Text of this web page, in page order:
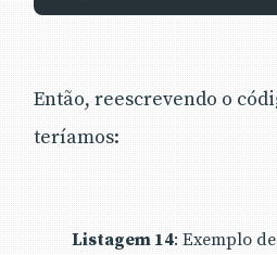
Então, reescrevendo o
teríamos:
Listagem 14: Exemplo